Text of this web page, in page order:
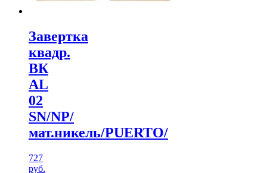
Завертка
квадр.
ВК
AL
02
SN/NР/
мат.никель/PUERTO/
727
руб.